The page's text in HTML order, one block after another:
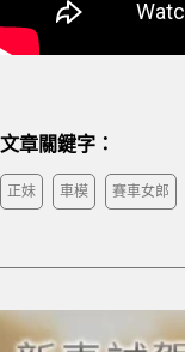
文章關鍵字：
正妹 車模 賽車女郎